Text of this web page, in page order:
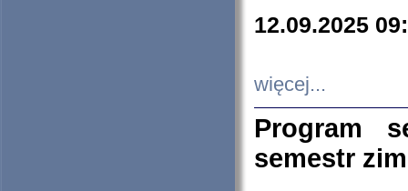
12.09.2025
więcej...
Program
semestr